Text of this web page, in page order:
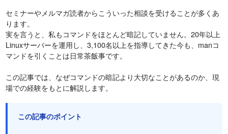
セミナーやメルマガ読者からこういった相談を受けることが多くあ
ります。
実を言うと、私もコマンドをほとんど暗記していません。20年以上
Linuxサーバーを運用し、3,100名以上を指導してきた今も、manコ
マンドを引くことは日常茶飯事です。
この記事では、なぜコマンドの暗記より大切なことがあるのか、現
場での経験をもとに解説します。
この記事のポイント